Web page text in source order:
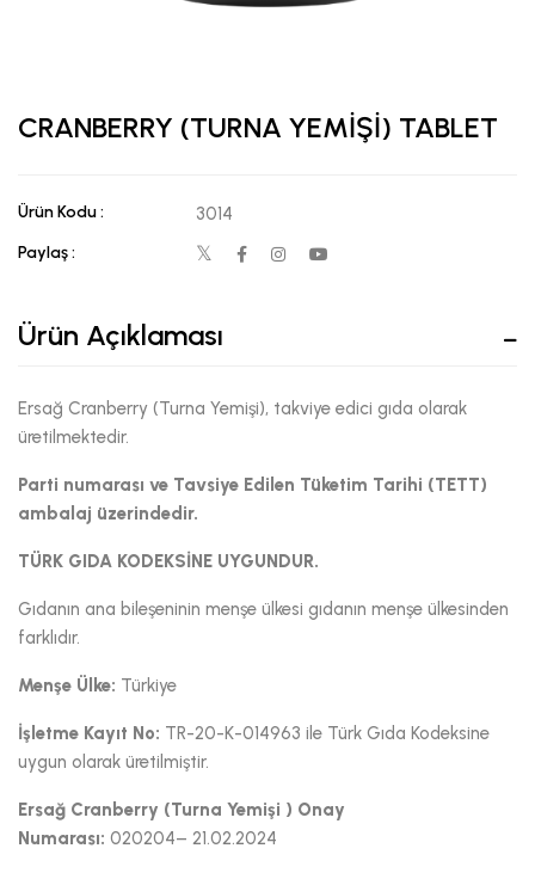
CRANBERRY (TURNA YEMİŞİ) TABLET
Ürün Kodu : 3014
Paylaş :
Ürün Açıklaması
Ersağ Cranberry (Turna Yemişi), takviye edici gıda olarak
üretilmektedir.
Parti numarası ve Tavsiye Edilen Tüketim Tarihi (TETT)
ambalaj üzerindedir.
TÜRK GIDA KODEKSİNE UYGUNDUR.
Gıdanın ana bileşeninin menşe ülkesi gıdanın menşe ülkesinden
farklıdır.
Menşe Ülke: Türkiye
İşletme Kayıt No: TR-20-K-014963 ile Türk Gıda Kodeksine
uygun olarak üretilmiştir.
Ersağ Cranberry (Turna Yemişi ) Onay
Numarası: 020204– 21.02.2024